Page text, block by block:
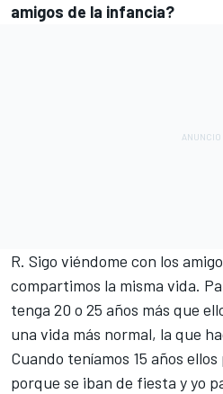
amigos de la infancia?
R. Sigo viéndome con los
compartimos la misma vida.
tenga 20 o 25 años más que
una vida más normal, la que
Cuando teníamos 15 años
porque se iban de fiesta y yo